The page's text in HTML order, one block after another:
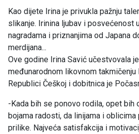
Kao dijete Irina je privukla pažnju
slikanje. Irinina ljubav i posvećenost
nagradama i priznanjima od Japana
merdijana...
Ove godine Irina Savić učestvovala
međunarodnom likovnom takmičenju
Republici Češkoj i dobitnica je
-Kada bih se ponovo rodila, opet bih
bojama radosti, da linijama i
prilike. Najveća satisfakcija i